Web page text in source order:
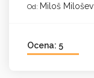
Od: Miloš Milošev
Ocena: 5